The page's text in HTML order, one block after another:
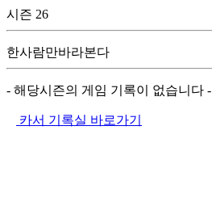
시즌 26
한사람만바라본다
- 해당시즌의 게임 기록이 없습니다 -
카서 기록실 바로가기